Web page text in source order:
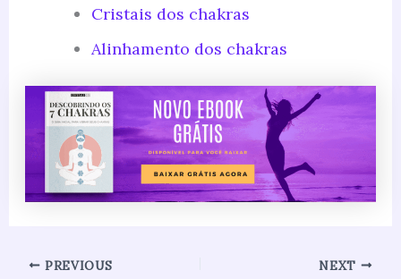
Cristais dos chakras
Alinhamento dos chakras
PREVIOUS NEXT